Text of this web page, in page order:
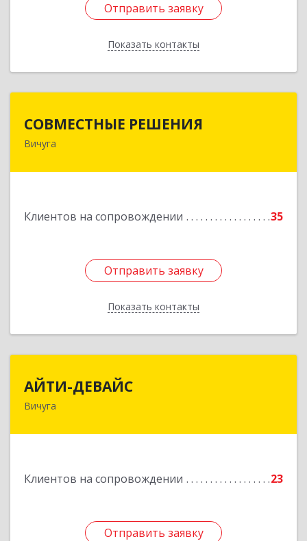
Отправить заявку
Показать контакты
Отправить заявку
Назад
СОВМЕСТНЫЕ РЕШЕНИЯ
Вичуга
Клиентов на сопровождении 35
Отправить заявку
Показать контакты
155331, Ивановская обл, Вичугский р-н, Вичуга
Отправить заявку
Назад
АЙТИ-ДЕВАЙС
Вичуга
Клиентов на сопровождении 23
Отправить заявку
155334, Ивановская обл, г.о. Вичуга, Вичуга г,
Отправить заявку